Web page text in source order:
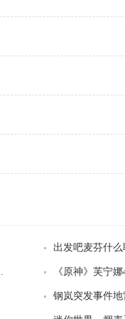
出发吧麦芬什
兑换码分享
钢岚突发事件